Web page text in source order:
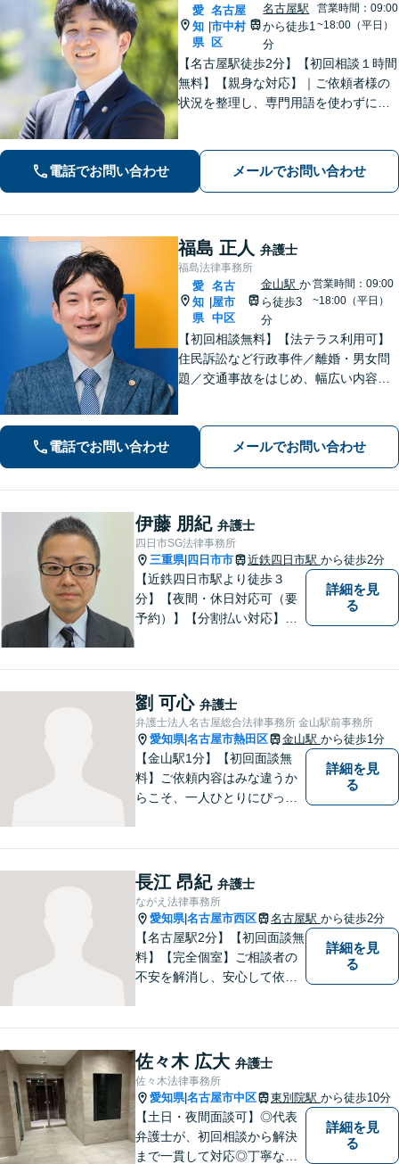
愛
知
県
|
名古屋
市中村
区
名古屋駅
から徒歩1
分
営業時間：09:00
~18:00（平日）
【名古屋駅徒歩2分】【初回相談１時間
無料】【親身な対応】｜ご依頼者様の
状況を整理し、専門用語を使わずに、
るか悩む前にまずはご相談ください。
電話でお問い合わせ メールでお問い合わせ
福島 正人 弁護士
福島法律事務所
愛
知
県
名古
屋市
中区
金山駅 か
ら徒歩3
分
営業時間：09:00
~18:00（平日）
【初回相談無料】【法テラス利用可】
住民訴訟など行政事件／離婚・男女問
題／交通事故をはじめ、幅広い内容の
依頼者様にとって納得感の高い解決を
目指します【夜間・休日相談可】【金
電話でお問い合わせ メールでお問い合わせ
伊藤 朋紀 弁護士
四日市SG法律事務所
三重県| 四日市市 近鉄四日市駅 から徒歩2分
【近鉄四日市駅より徒歩３
分】【夜間・休日対応可（要
予約）】【分割払い対応】
して、一緒に解決方法を考え
る手助けをさせていただけれ
ばと思いますので、お気軽に
ご相談ください。
詳細を見
る
劉 可心 弁護士
弁護士法人名古屋総合法律事務所 金山駅前事務所
愛知県|名古屋市熱田区 金山駅 から徒歩1分
【金山駅1分】【初回面談無
料】ご依頼内容はみな違うか
らこそ、一人ひとりにぴった
ます。誰にも話せず抱えてき
た不安を、どうぞお聞かせく
ださい。【電話・WEB相談も
対応可能】
詳細を見
る
長江 昂紀 弁護士
ながえ法律事務所
愛知県|名古屋市西区 名古屋駅 から徒歩2分
【名古屋駅2分】【初回面談無
料】【完全個室】ご相談者の
不安を解消し、安心して依頼
依頼者の気持ちに寄り添い、
最適な解決策をご提案するこ
とを大切にしています。
詳細を見
る
佐々木 広大 弁護士
佐々木法律事務所
愛知県|名古屋市中区 東別院駅 から徒歩10分
【土日・夜間面談可】◎代表
弁護士が、初回相談から解決
まで一貫して対応◎丁寧な対
詳細を見
る